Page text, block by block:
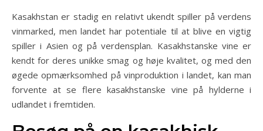
Kasakhstan er stadig en relativt ukendt spiller på verdens
vinmarked, men landet har potentiale til at blive en vigtig
spiller i Asien og på verdensplan. Kasakhstanske vine er
kendt for deres unikke smag og høje kvalitet, og med den
øgede opmærksomhed på vinproduktion i landet, kan man
forvente at se flere kasakhstanske vine på hylderne i
udlandet i fremtiden.